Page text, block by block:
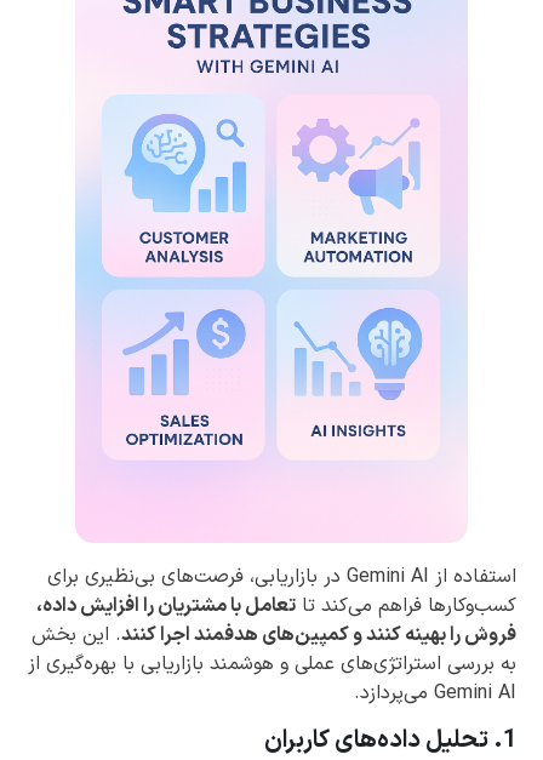
استفاده از Gemini AI در بازاریابی، فرصت‌های بی‌نظیری برای
کسب‌وکارها فراهم می‌کند تا تعامل با مشتریان را افزایش داده،
فروش را بهینه کنند و کمپین‌های هدفمند اجرا کنند. این بخش
به بررسی استراتژی‌های عملی و هوشمند بازاریابی با بهره‌گیری از
Gemini AI می‌پردازد.
1. تحلیل داده‌های کاربران